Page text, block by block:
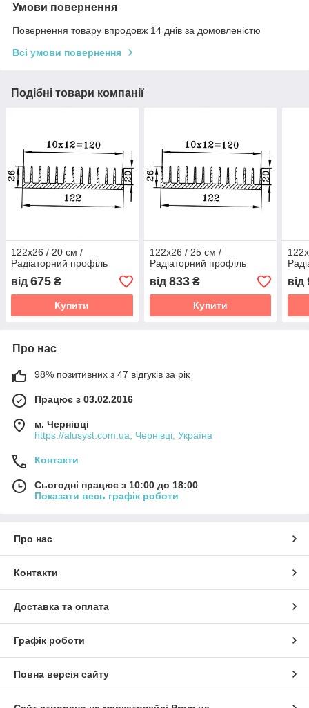
Умови повернення
Повернення товару впродовж 14 днів за домовленістю
Всі умови повернення
Подібні товари компанії
122x26 / 20 см /
Радіаторний профіль
від 675 ₴
Купити
122x26 / 25 см /
Радіаторний профіль
від 833₴
Купити
від
Про нас
98% позитивних з 47 відгуків за рік
Працює з 03.02.2016
м. Чернівці
https://alusyst.com.ua, Чернівці, Україна
Контакти
Сьогодні працює з 10:00 до 18:00
Показати весь графік роботи
Про нас
Контакти
Доставка та оплата
Графік роботи
Повна версія сайту